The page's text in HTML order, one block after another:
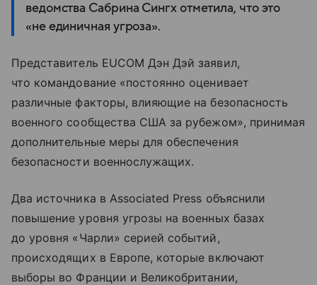
ведомства Сабрина Сингх отметила, что это
«не единичная угроза».
Представитель EUCOM Дэн Дэй заявил,
что командование «постоянно оценивает
различные факторы, влияющие на безопасность
военного сообщества США за рубежом», принимая
дополнительные меры для обеспечения
безопасности военнослужащих.
Два источника в Associated Press объяснили
повышение уровня угрозы на военных базах
до уровня «Чарли» серией событий,
происходящих в Европе, которые включают
выборы во Франции и Великобритании,